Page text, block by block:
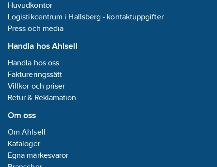
Huvudkontor
Logistikcentrum i Hallsberg - kontaktuppgifter
Press och media
Handla hos Ahlsell
Handla hos oss
Faktureringssätt
Villkor och priser
Retur & Reklamation
Om oss
Om Ahlsell
Kataloger
Egna märkesvaror